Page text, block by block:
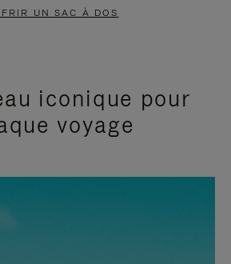
UN SAC À DOS
iconique pour
voyage